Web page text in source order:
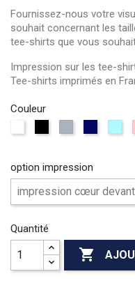
Fournissez-nous votre
souhait concernant les
tee-shirts que vous
Impression sur les tee-
Tee-shirts imprimés en
Couleur
option impression
Quantité
